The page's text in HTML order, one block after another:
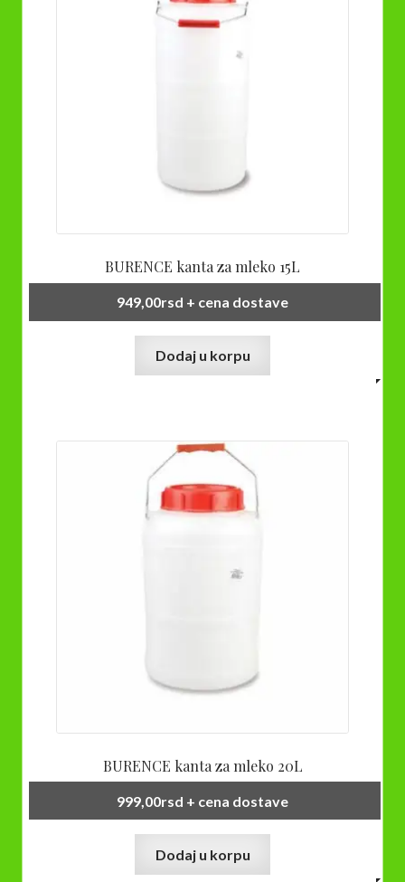
BURENCE kanta za mleko 15L
949,00rsd + cena dostave
Dodaj u korpu
BURENCE kanta za mleko 20L
999,00rsd + cena dostave
Dodaj u korpu